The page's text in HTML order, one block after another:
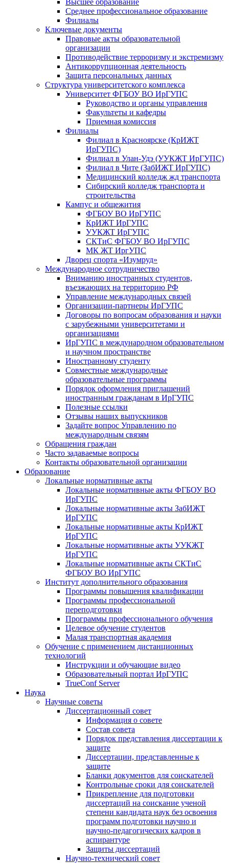
Высшее образование
Среднее профессиональное образование
Филиалы
Ключевые документы
Правовые акты образовательной
организации
Противодействие терроризму и экстремизму
Антикоррупционная деятельность
Защита персональных данных
Структура университетского комплекса
Университет ФГБОУ ВО ИрГУПС
Руководство и органы управления
Факультеты и кафедры
Приемная комиссия
Филиалы
Филиал в Красноярске (КрИЖТ
ИрГУПС)
Филиал в Улан-Удэ (УУКЖТ ИрГУПС)
Филиал в Чите (ЗабИЖТ ИрГУПС)
Медицинский колледж жд транспорта
Сибирский колледж транспорта и
строительства
Кампус и общежития
ФГБОУ ВО ИрГУПС
КрИЖТ ИрГУПС
УУКЖТ ИрГУПС
СКТиС ФГБОУ ВО ИрГУПС
МК ЖТ ИргУПС
Дворец спорта «Изумруд»
Международное сотрудничество
Вниманию иностранных студентов,
въезжающих на территорию РФ
Управление международных связей
Организации-партнеры ИрГУПС
Договоры по вопросам образования и науки
с зарубежными университетами и
организациями
ИрГУПС в международном образовательном
и научном пространстве
Иностранному студенту
Совместные международные
образовательные программы
Порядок оформления приглашений
иностранным гражданам в ИрГУПС
Полезные ссылки
Отзывы наших выпускников
Задайте вопрос Управлению по
международным связям
Обращения граждан
Часто задаваемые вопросы
Контакты образовательной организации
Образование
Локальные нормативные акты
Локальные нормативные акты ФГБОУ ВО
ИрГУПС
Локальные нормативные акты ЗабИЖТ
ИрГУПС
Локальные нормативные акты КрИЖТ
ИрГУПС
Локальные нормативные акты УУКЖТ
ИрГУПС
Локальные нормативные акты СКТиС
ФГБОУ ВО ИрГУПС
Институт дополнительного образования
Программы повышения квалификации
Программы профессиональной
переподготовки
Программы профессионального обучения
Целевое обучение студентов
Малая транспортная академия
Обучение с применением дистанционных
технологий
Инструкции и обучающие видео
Образовательный портал ИрГУПС
TrueConf Server
Наука
Научные советы
Диссертационный совет
Информация о совете
Состав совета
Порядок представления диссертации к
защите
Диссертации, представленные к
защите
Бланки документов для соискателей
Контрольные сроки для соискателей
Прикрепление для подготовки
диссертаций на соискание ученой
степени кандидата наук без освоения
программ подготовки научно и
научно-педагогических кадров в
аспирантуре
Защиты диссертаций
Научно-технический совет